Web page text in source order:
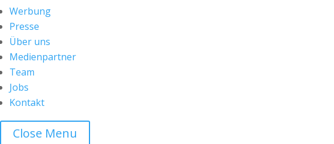
Werbung
Presse
Über uns
Medienpartner
Team
Jobs
Kontakt
Close Menu